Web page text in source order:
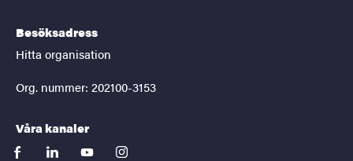
Besöksadress
Hitta organisation
Org. nummer: 202100-3153
Våra kanaler